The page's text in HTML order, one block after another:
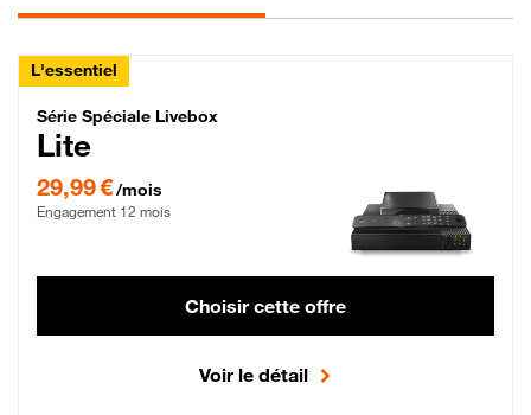
L'essentiel
Série Spéciale Livebox Lite Fibre
Série Spéciale Livebox
Lite
29,99 €/mois
Engagement 12 mois
Choisir cette offre
Voir le détail